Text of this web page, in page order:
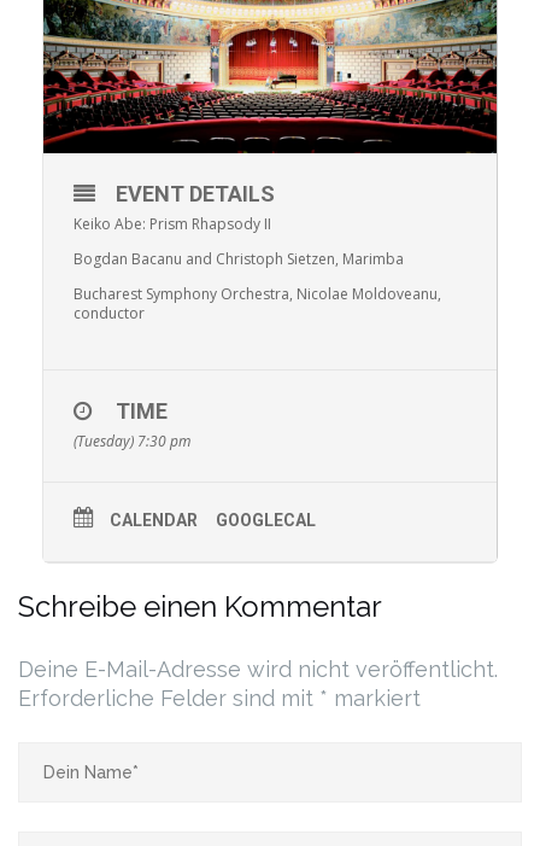
EVENT DETAILS
Keiko Abe: Prism Rhapsody II
Bogdan Bacanu and Christoph Sietzen, Marimba
Bucharest Symphony Orchestra, Nicolae Moldoveanu,
conductor
TIME
(Tuesday) 7:30 pm
CALENDAR GOOGLECAL
Schreibe einen Kommentar
Deine E-Mail-Adresse wird nicht veröffentlicht.
Erforderliche Felder sind mit * markiert